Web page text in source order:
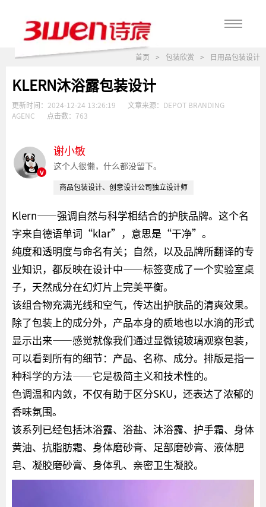
首页 > 包装欣赏 > 日用品包装设计
KLERN沐浴露包装设计
更新时间： 2024-12-24 13:26:19 文章来源： DEPOT BRANDING
AGENC
点击数： 763
v
谢小敏
这个人很懒，什么都没留下。
商品包装设计、创意设计公司独立设计师
Klern——强调自然与科学相结合的护肤品牌。这个名
字来自德语单词“klar”，意思是“干净”。
纯度和透明度与命名有关；自然，以及品牌所翻译的专
业知识，都反映在设计中——标签变成了一个实验室桌
子，天然成分在幻灯片上完美平衡。
该组合物充满光线和空气，传达出护肤品的清爽效果。
除了包装上的成分外，产品本身的质地也以水滴的形式
显示出来——感觉就像我们通过显微镜玻璃观察包装，
可以看到所有的细节：产品、名称、成分。排版是指一
种科学的方法——它是极简主义和技术性的。
色调温和内敛，不仅有助于区分SKU，还表达了浓郁的
香味氛围。
该系列已经包括沐浴露、浴盐、沐浴露、护手霜、身体
黄油、抗脂肪霜、身体磨砂膏、足部磨砂膏、液体肥
皂、凝胶磨砂膏、身体乳、亲密卫生凝胶。